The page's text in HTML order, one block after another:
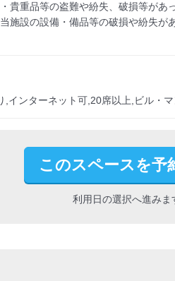
貴重品等の盗難や紛失、破損等があ
施設の設備・備品等の破損や紛失
,インターネット可,20席以上,ビル・
このスペースを予
利用日の選択へ進みま